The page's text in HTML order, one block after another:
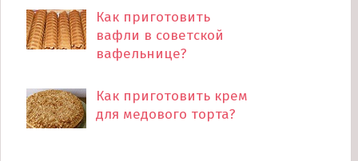
Как приготовить
вафли в советской
вафельнице?
Как приготовить крем
для медового торта?